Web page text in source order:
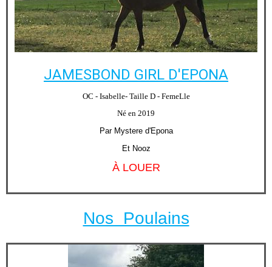
JAMESBOND GIRL D'EPONA
OC - Isabelle- Taille D - FemeLle
Né en 2019
Par Mystere d'Epona
Et Nooz
À LOUER
Nos Poulains